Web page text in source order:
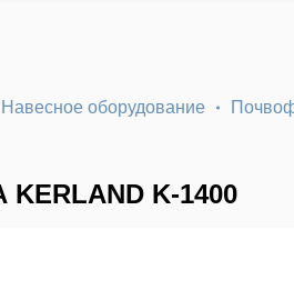
Навесное оборудование
K-1400